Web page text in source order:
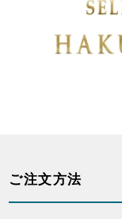
ご注文方法